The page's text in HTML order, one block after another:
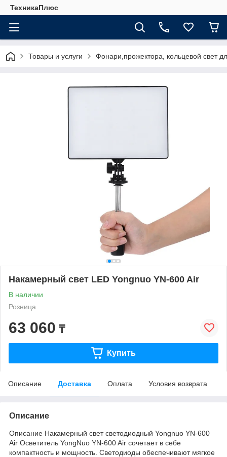
ТехникаПлюс
Товары и услуги Фонари,прожектора, кольцевой свет
Накамерный свет LED Yongnuo YN-600 Air
В наличии
Розница
63 060 ₸
Купить
Описание Доставка Оплата Условия возврата
Описание
Описание Накамерный свет светодиодный Yongnuo YN-600
Air Осветитель YongNuo YN-600 Air сочетает в себе
компактность и мощность. Светодиоды обеспечивают мягкое